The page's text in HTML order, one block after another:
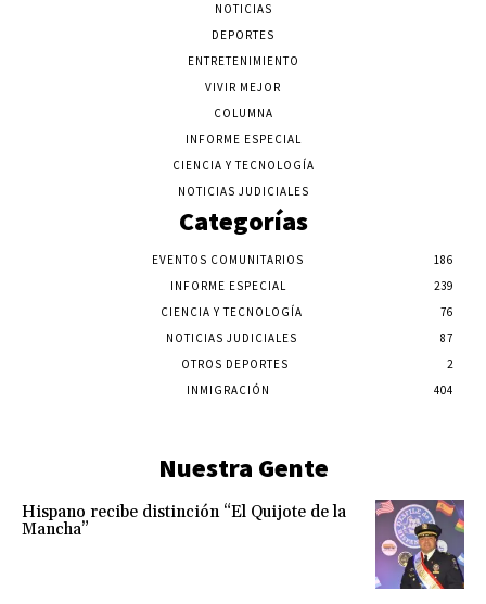
NOTICIAS
DEPORTES
ENTRETENIMIENTO
VIVIR MEJOR
COLUMNA
INFORME ESPECIAL
CIENCIA Y TECNOLOGÍA
NOTICIAS JUDICIALES
Categorías
EVENTOS COMUNITARIOS
186
INFORME ESPECIAL
239
CIENCIA Y TECNOLOGÍA
76
NOTICIAS JUDICIALES
87
OTROS DEPORTES
2
INMIGRACIÓN
404
Nuestra Gente
Hispano recibe distinción “El Quijote de la
Mancha”